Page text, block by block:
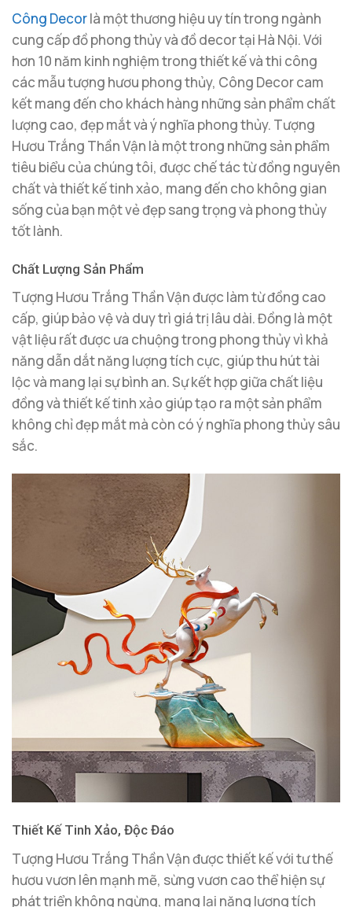
Công Decorlà một thương hiệu uy tín trong ngành
cung cấp đồ phong thủy và đồ decor tại Hà Nội. Với
hơn 10 năm kinh nghiệm trong thiết kế và thi công
các mẫu tượng hươu phong thủy, Công Decor cam
kết mang đến cho khách hàng những sản phẩm chất
lượng cao, đẹp mắt và ý nghĩa phong thủy. Tượng
Hươu Trắng Thần Vận là một trong những sản phẩm
tiêu biểu của chúng tôi, được chế tác từ đồng nguyên
chất và thiết kế tinh xảo, mang đến cho không gian
sống của bạn một vẻ đẹp sang trọng và phong thủy
tốt lành.
Chất Lượng Sản Phẩm
Tượng Hươu Trắng Thần Vận được làm từ đồng cao
cấp, giúp bảo vệ và duy trì giá trị lâu dài. Đồng là một
vật liệu rất được ưa chuộng trong phong thủy vì khả
năng dẫn dắt năng lượng tích cực, giúp thu hút tài
lộc và mang lại sự bình an. Sự kết hợp giữa chất liệu
đồng và thiết kế tinh xảo giúp tạo ra một sản phẩm
không chỉ đẹp mắt mà còn có ý nghĩa phong thủy sâu
sắc.
Thiết Kế Tinh Xảo, Độc Đáo
Tượng Hươu Trắng Thần Vận được thiết kế với tư thế
hươu vươn lên mạnh mẽ, sừng vươn cao thể hiện sự
phát triển không ngừng, mang lại năng lượng tích